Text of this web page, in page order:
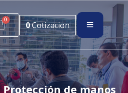
0Cotizacion
de manos